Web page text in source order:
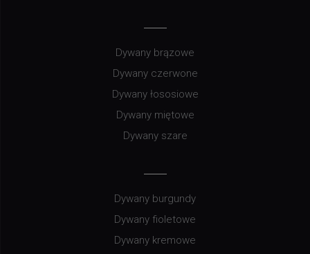
Dywany brązowe
Dywany czerwone
Dywany łososiowe
Dywany miętowe
Dywany szare
Dywany burgundy
Dywany fioletowe
Dywany kremowe